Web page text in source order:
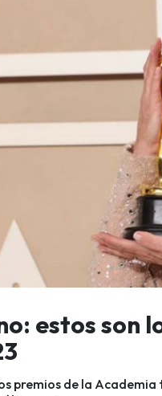
estos son
premios de la